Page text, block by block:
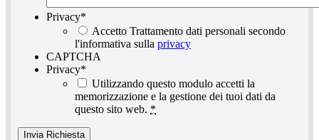
Privacy*
Accetto Trattamento dati personali secondo
l'informativa sulla privacy
CAPTCHA
Privacy*
Utilizzando questo modulo accetti la
memorizzazione e la gestione dei tuoi dati da
questo sito web. *